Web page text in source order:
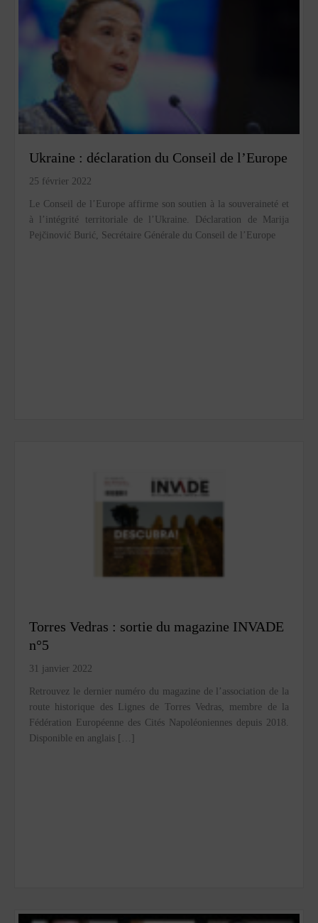
Ukraine : déclaration du Conseil de l’Europe
25 février 2022
Le Conseil de l’Europe affirme son soutien à la souveraineté et
à l’intégrité territoriale de l’Ukraine. Déclaration de Marija
Pejčinović Burić, Secrétaire Générale du Conseil de l’Europe
Torres Vedras : sortie du magazine INVADE
n°5
31 janvier 2022
Retrouvez le dernier numéro du magazine de l’association de la
route historique des Lignes de Torres Vedras, membre de la
Fédération Européenne des Cités Napoléoniennes depuis 2018.
Disponible en anglais […]